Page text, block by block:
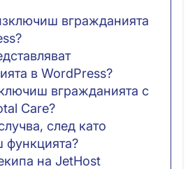
вгражданията
в WordPress?
вгражданията с
Care?
след като
на JetHost